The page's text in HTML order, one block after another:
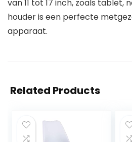
van 11 tot 17 inch, zoals tablet,
houder is een perfecte
apparaat.
Related Products